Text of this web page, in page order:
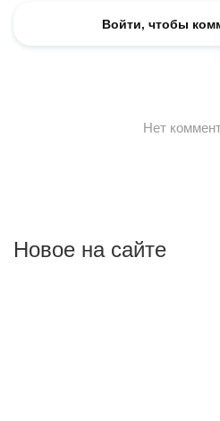
Новое на сайте